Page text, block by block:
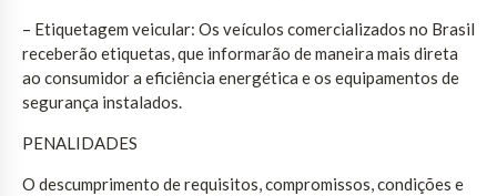
– Etiquetagem veicular: Os veículos comercializados no Brasil
receberão etiquetas, que informarão de maneira mais direta
ao consumidor a eficiência energética e os equipamentos de
segurança instalados.
PENALIDADES
O descumprimento de requisitos, compromissos, condições e